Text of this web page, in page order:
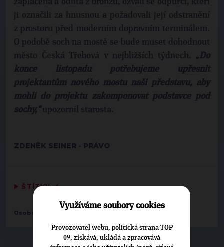
zaplacena a odlita z bronzu, ozvali se odpůrci, kteří
ji označili za hnusnou a požadovali její odstranění
z prostoru před moderním dopravním terminálem.
O podobě soch na mostě se bude muset dohodnout
město Česká Třebová v nejbližších týdnech.
„Do
konce listopadu potřebujeme upřesnit
projektantům nového mostu naši představu, aby
mohli do projektu zakomponovat podstavce pod
sochy,“upozornil starosta.
ZDENĚK SEINER - PRÁVO
▶ ŠTÍTKY◀
Osobnosti:
Využíváme soubory cookies
Provozovatel webu, politická strana TOP
09, získává, ukládá a zpracovává